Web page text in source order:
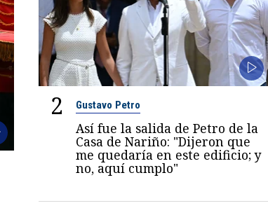
2 Gustavo Petro
Así fue la salida de Petro de la
Casa de Nariño: "Dijeron que
me quedaría en este edificio; y
no, aquí cumplo"